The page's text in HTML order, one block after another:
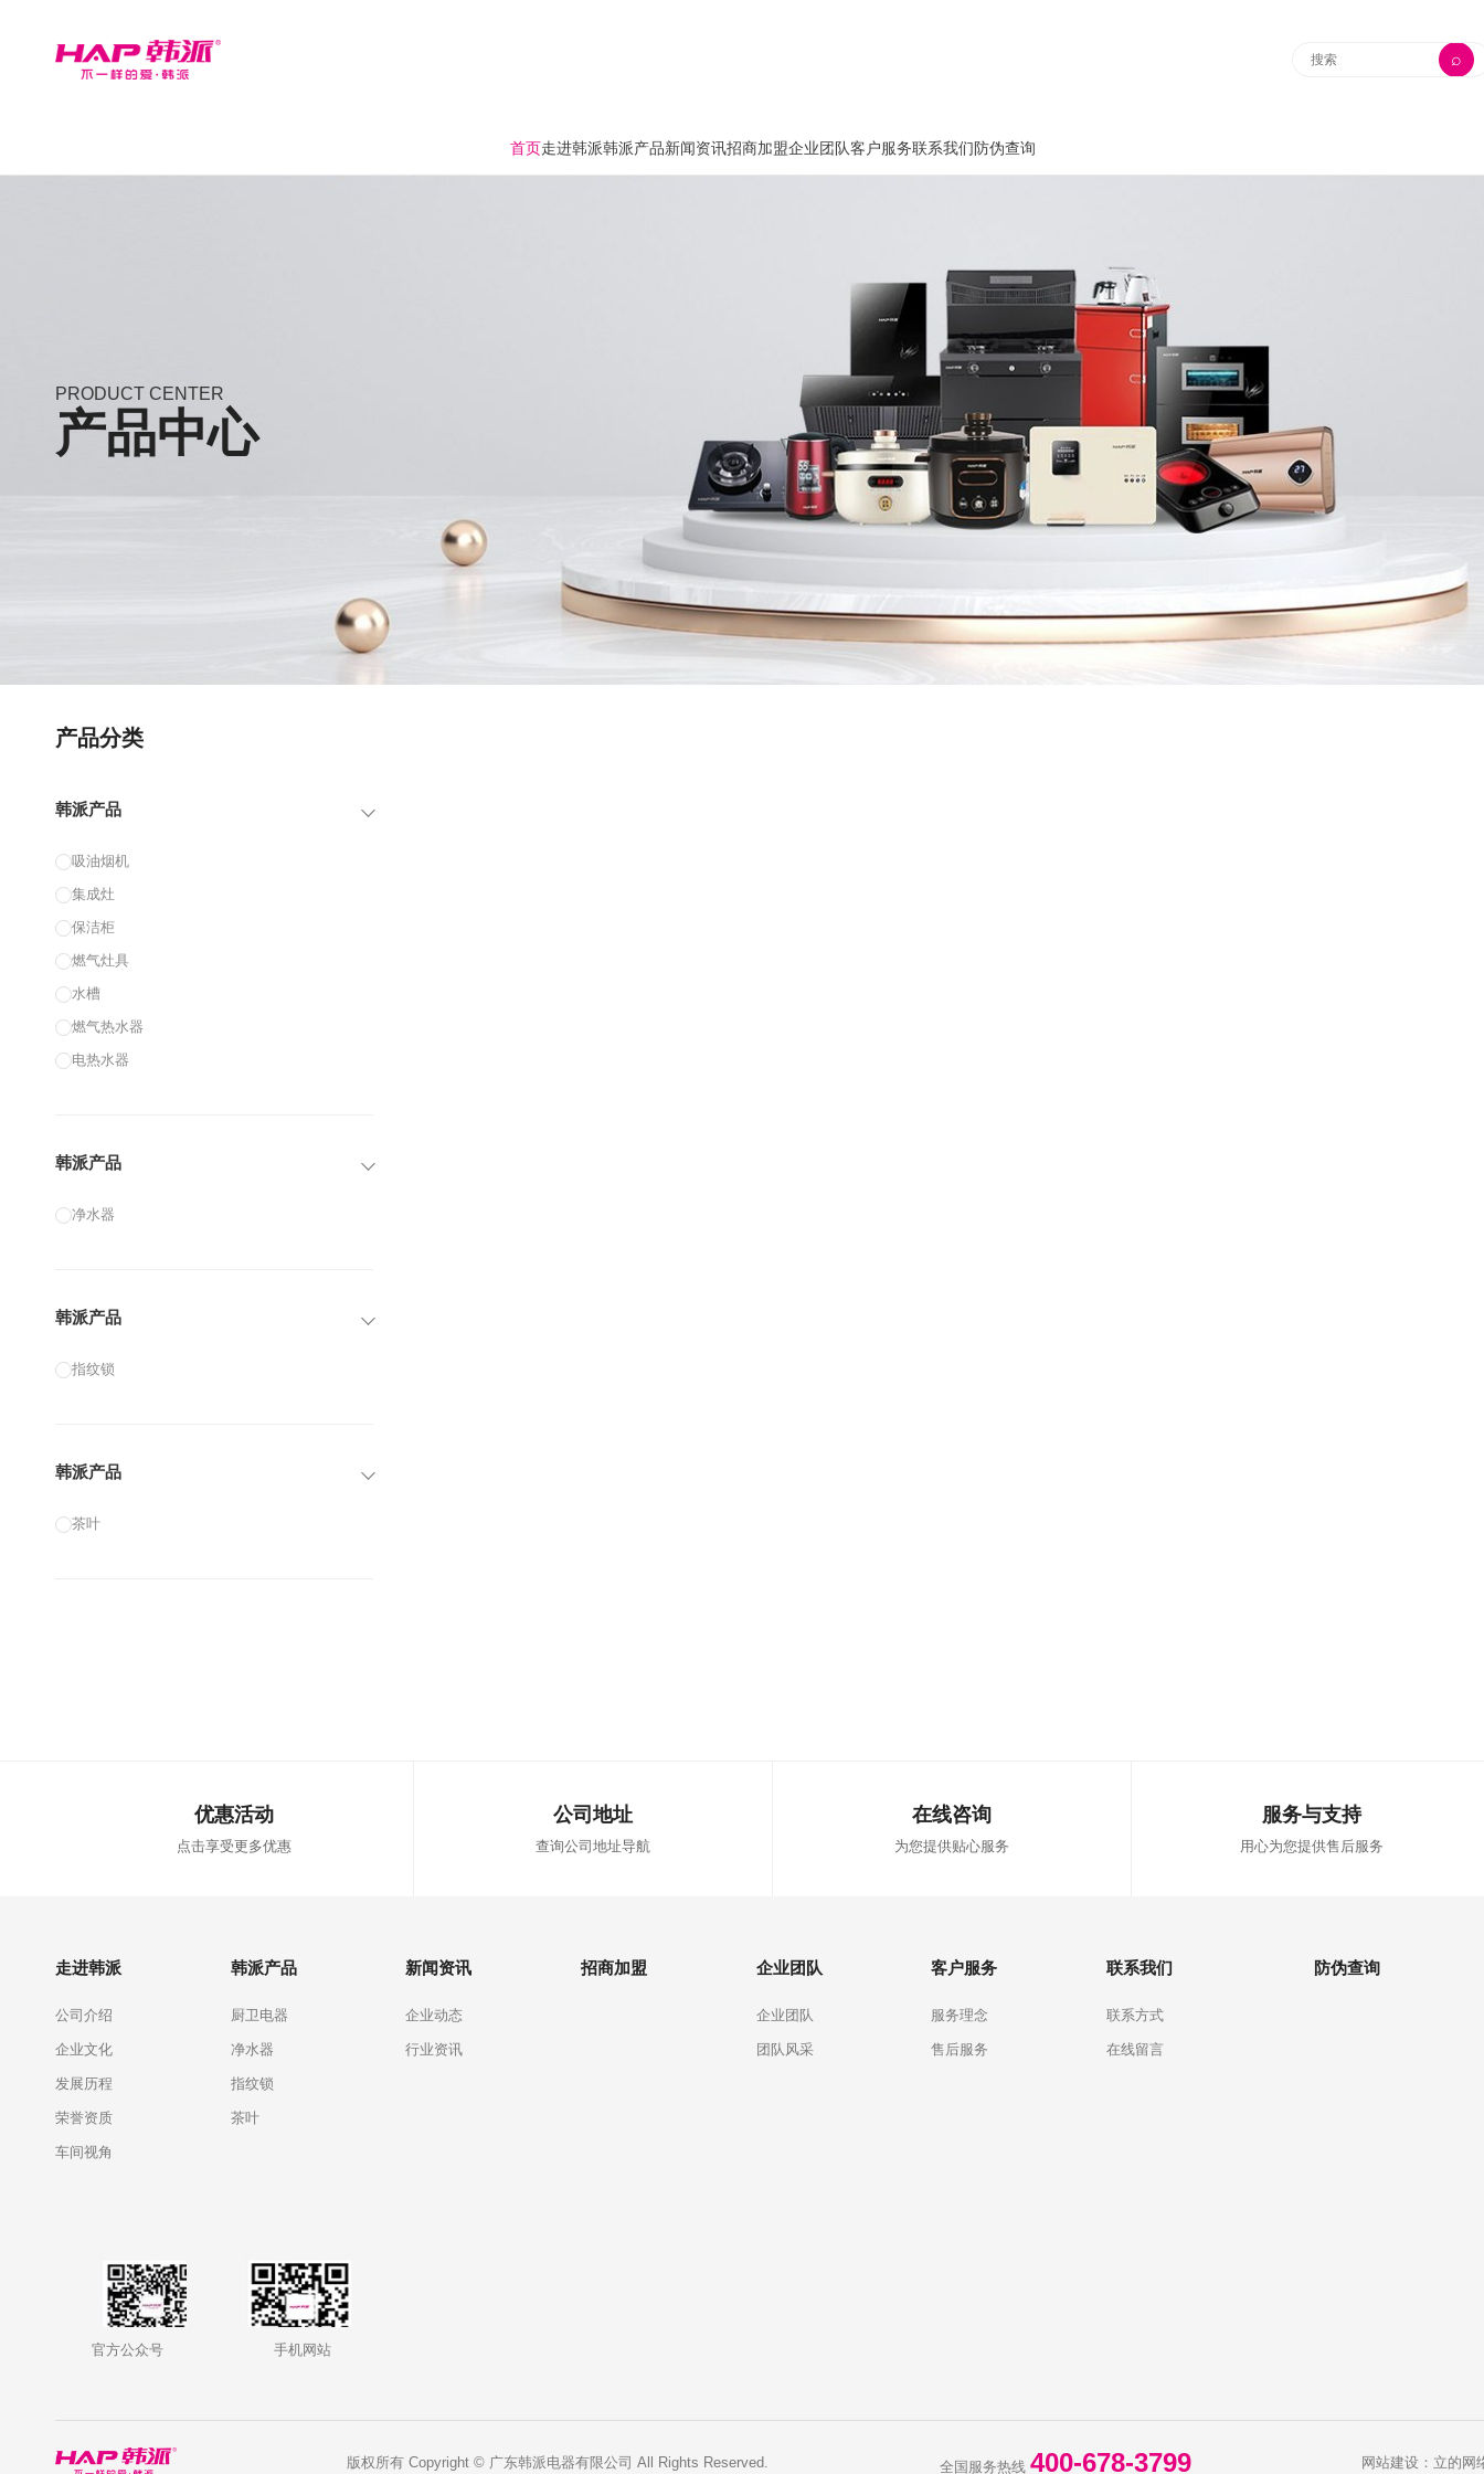
⌕
首页走进韩派韩派产品新闻资讯招商加盟企业团队客户服务联系我们防伪查询
PRODUCT CENTER
产品中心
产品分类
韩派产品
吸油烟机
集成灶
保洁柜
燃气灶具
水槽
燃气热水器
电热水器
韩派产品
净水器
韩派产品
指纹锁
韩派产品
茶叶
优惠活动
点击享受更多优惠
公司地址
查询公司地址导航
在线咨询
为您提供贴心服务
服务与支持
用心为您提供售后服务
走进韩派
公司介绍
企业文化
发展历程
荣誉资质
车间视角
韩派产品
厨卫电器
净水器
指纹锁
茶叶
新闻资讯
企业动态
行业资讯
招商加盟 企业团队
企业团队
团队风采
客户服务
服务理念
售后服务
联系我们
联系方式
在线留言
防伪查询
官方公众号 手机网站
版权所有 Copyright © 广东韩派电器有限公司 All Rights Reserved. 全国服务热线 400-678-3799 网站建设：立的网